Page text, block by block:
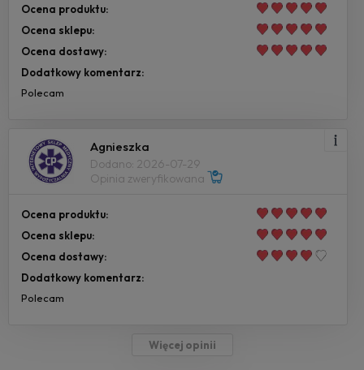
Ocena produktu:
Ocena sklepu:
Ocena dostawy:
Dodatkowy komentarz:
Polecam
Agnieszka
Dodano: 2026-07-29
Opinia zweryfikowana
Ocena produktu:
Ocena sklepu:
Ocena dostawy:
Dodatkowy komentarz:
Polecam
Więcej opinii